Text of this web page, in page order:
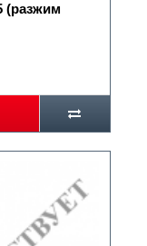
(разжим